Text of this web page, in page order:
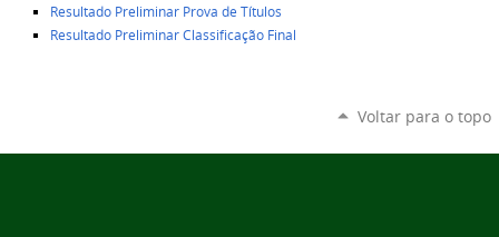
Resultado Preliminar Prova de Títulos
Resultado Preliminar Classificação Final
Voltar para o topo